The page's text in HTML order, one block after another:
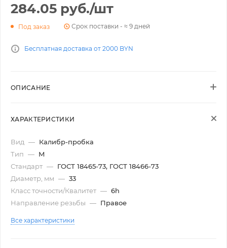
284.05 руб./шт
Под заказ Срок поставки - ≈ 9 дней
Бесплатная доставка от 2000 BYN
ОПИСАНИЕ
ХАРАКТЕРИСТИКИ
Вид — Калибр-пробка
Тип — М
Стандарт — ГОСТ 18465-73, ГОСТ 18466-73
Диаметр, мм — 33
Класс точности/Квалитет — 6h
Направление резьбы — Правое
Все характеристики